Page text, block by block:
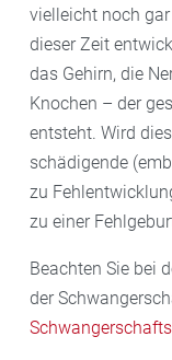
vielleicht noch
dieser Zeit
das Gehirn, die
Knochen – der
entsteht. Wird
schädigende
zu
zu einer
Beachten Sie bei
der